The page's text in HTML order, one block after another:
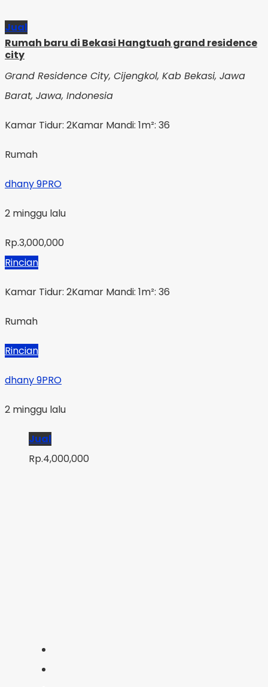
Jual
Rumah baru di Bekasi Hangtuah grand residence
city
Grand Residence City, Cijengkol, Kab Bekasi, Jawa
Barat, Jawa, Indonesia
Kamar Tidur: 2Kamar Mandi: 1m²: 36
Rumah
dhany 9PRO
2 minggu lalu
Rp.3,000,000
Rincian
Kamar Tidur: 2Kamar Mandi: 1m²: 36
Rumah
Rincian
dhany 9PRO
2 minggu lalu
Jual
Rp.4,000,000